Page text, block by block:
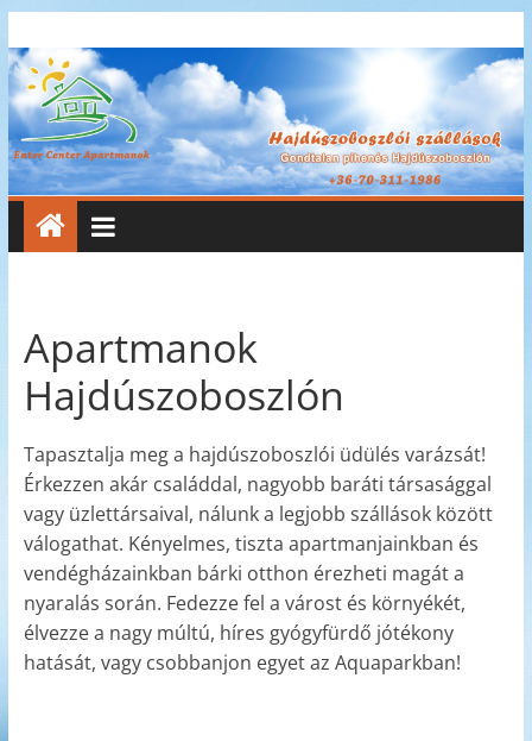
to
content
Enter
Center
Apartmanok
Enter
Apartmanok
Hajdúszoboszlón
Tapasztalja meg a hajdúszoboszlói üdülés varázsát!
Érkezzen akár családdal, nagyobb baráti társasággal
vagy üzlettársaival, nálunk a legjobb szállások között
válogathat. Kényelmes, tiszta apartmanjainkban és
vendégházainkban bárki otthon érezheti magát a
nyaralás során. Fedezze fel a várost és környékét,
élvezze a nagy múltú, híres gyógyfürdő jótékony
hatását, vagy csobbanjon egyet az Aquaparkban!